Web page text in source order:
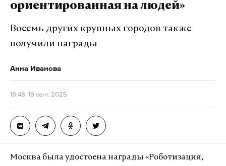
ориентированная на людей»
Восемь других крупных городов также
получили награды
Анна Иванова
18:48, 19 сент. 2025
Москва была удостоена награды «Роботизация,